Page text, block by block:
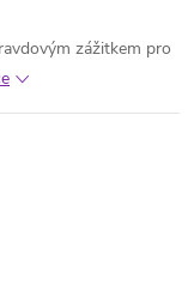
zážitkem pro